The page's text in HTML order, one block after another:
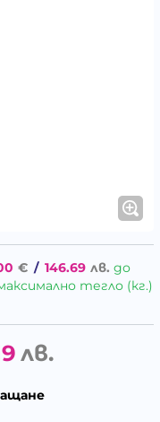
€ / 146.69 лв. до
тегло (кг.)
лв.